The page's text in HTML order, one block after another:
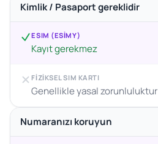
Kimlik / Pasaport gereklidir
ESIM (ESIMY)
Kayıt gerekmez
FIZIKSEL SIM KARTI
Genellikle yasal zorunluluktur
Numaranızı koruyun